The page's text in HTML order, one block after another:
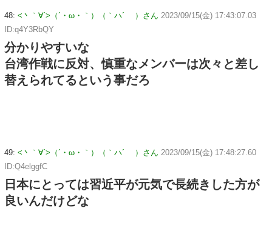
48: <丶｀∀´>（´・ω・｀）（｀ハ´ ）さん 2023/09/15(金) 17:43:07.03
ID:q4Y3RbQY
分かりやすいな
台湾作戦に反対、慎重なメンバーは次々と差し
替えられてるという事だろ
49: <丶｀∀´>（´・ω・｀）（｀ハ´ ）さん 2023/09/15(金) 17:48:27.60
ID:Q4elggfC
日本にとっては習近平が元気で長続きした方が
良いんだけどな